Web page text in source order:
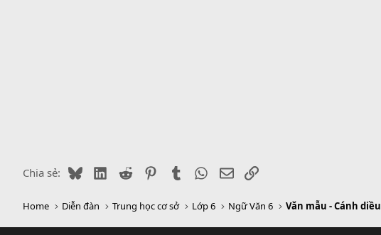
Chia sẻ: BlueskyLinkedIn
Reddit PinterestTumblr WhatsApp
EmailLink
Home Diễn đàn Trung học cơ sở Lớp 6 Ngữ Văn 6 Văn mẫu - Cánh diều